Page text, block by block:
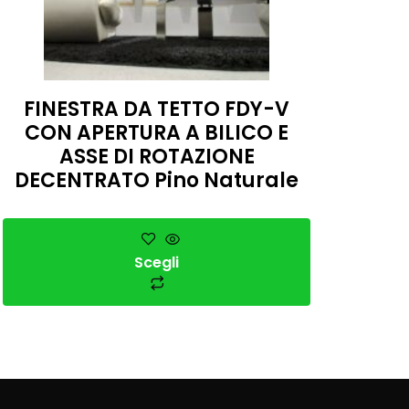
FINESTRA DA TETTO FDY-V
CON APERTURA A BILICO E
ASSE DI ROTAZIONE
DECENTRATO Pino Naturale
Scegli